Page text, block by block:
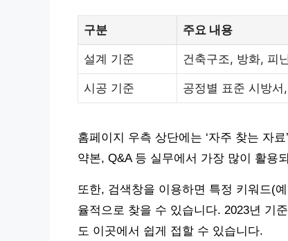
구분 주요 내용
설계 기준 건축구조, 방화, 피
시공 기준 공정별 표준 시방서
홈페이지 우측 상단에는 ‘자주 찾는 자
약본, Q&A 등 실무에서 가장 많이 활용
또한, 검색창을 이용하면 특정 키워드(
율적으로 찾을 수 있습니다. 2023년 기
도 이곳에서 쉽게 접할 수 있습니다.